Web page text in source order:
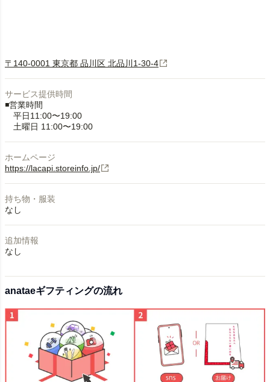
〒140-0001 東京都 品川区 北品川1-30-4
サービス提供時間
◾️営業時間
平日11:00〜19:00
土曜日 11:00〜19:00
ホームページ
https://lacapi.storeinfo.jp/
持ち物・服装
なし
追加情報
なし
anataeギフティングの流れ